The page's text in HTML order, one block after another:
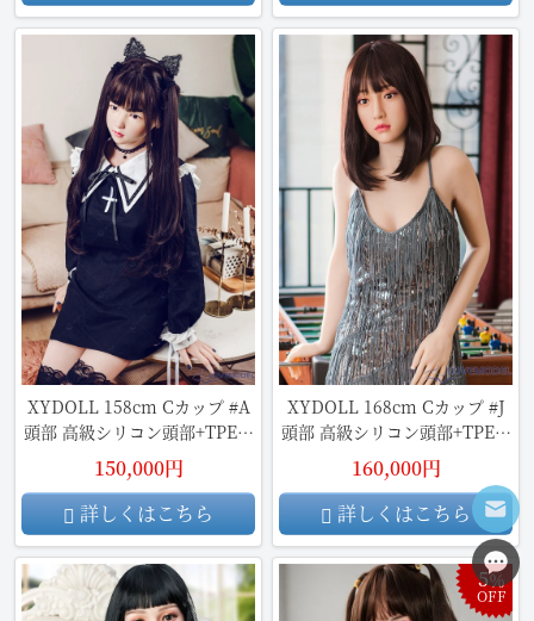
XYDOLL 158cm Cカップ #A
頭部 高級シリコン頭部+TPE材
質ボディ
150,000円
詳しくはこちら
XYDOLL 168cm Cカップ #J
頭部 高級シリコン頭部+TPE材
質ボディ
160,000円
詳しくはこちら
5％
OFF